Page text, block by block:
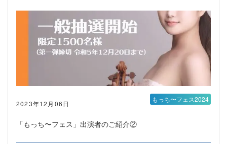
2023年12月06日
「もっち〜フェス」出演者のご紹介②
もっち〜フェス2024